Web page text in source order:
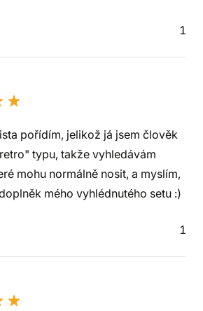
1
pořídím, jelikož já jsem člověk
typu, takže vyhledávám
mohu normálně nosit, a myslím,
mého vyhlédnutého setu :)
1